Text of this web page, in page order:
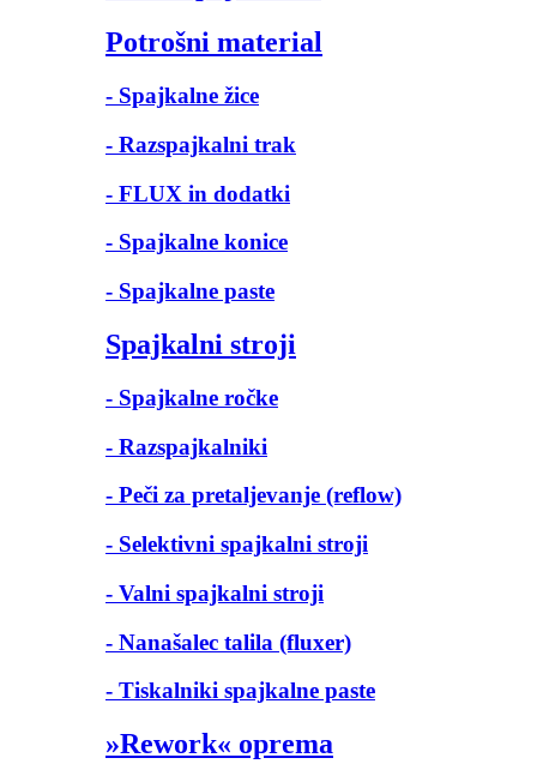
Potrošni material
- Spajkalne žice
- Razspajkalni trak
- FLUX in dodatki
- Spajkalne konice
- Spajkalne paste
Spajkalni stroji
- Spajkalne ročke
- Razspajkalniki
- Peči za pretaljevanje (reflow)
- Selektivni spajkalni stroji
- Valni spajkalni stroji
- Nanašalec talila (fluxer)
- Tiskalniki spajkalne paste
»Rework« oprema